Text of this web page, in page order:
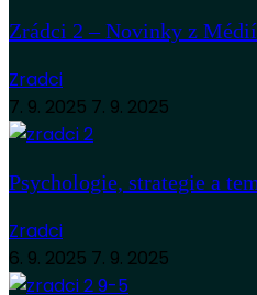
Zrádci 2 – Novinky z
Zradci
7. 9. 2025 7. 9. 2025
Psychologie, strategie a
Zradci
6. 9. 2025 7. 9. 2025